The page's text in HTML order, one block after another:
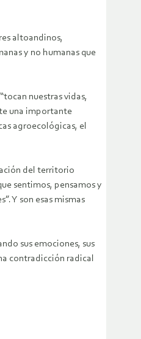
altoandinos,
y no humanas que
nuestras vidas,
una importante
agroecológicas, el
del territorio
sentimos, pensamos y
Y son esas mismas
sus emociones, sus
contradicción radical